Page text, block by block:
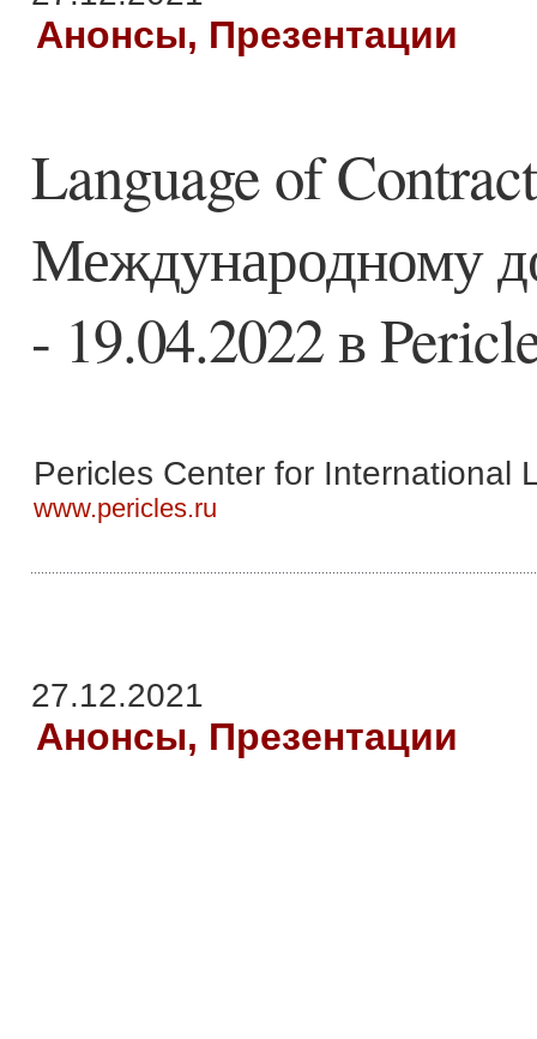
Анонсы, Презентации
Language of
Международному
- 19.04.2022 в
Pericles Center for International
www.pericles.ru
27.12.2021
Анонсы, Презентации